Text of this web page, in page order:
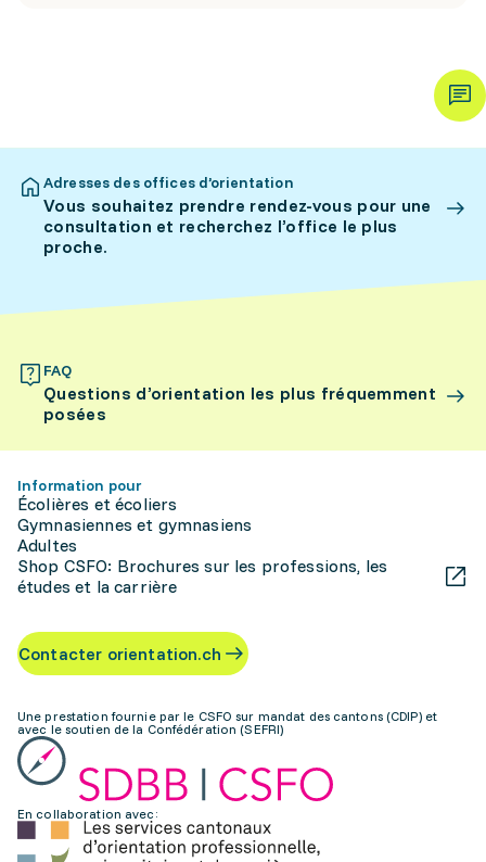
Adresses des offices d’orientation
Vous souhaitez prendre rendez-vous pour une
consultation et recherchez l’office le plus
proche.
FAQ
Questions d’orientation les plus fréquemment
posées
Information pour
Écolières et écoliers
Gymnasiennes et gymnasiens
Adultes
Shop CSFO: Brochures sur les professions, les
études et la carrière
Contacter orientation.ch
Une prestation fournie par le CSFO sur mandat des cantons (CDIP) et
avec le soutien de la Confédération (SEFRI)
En collaboration avec: